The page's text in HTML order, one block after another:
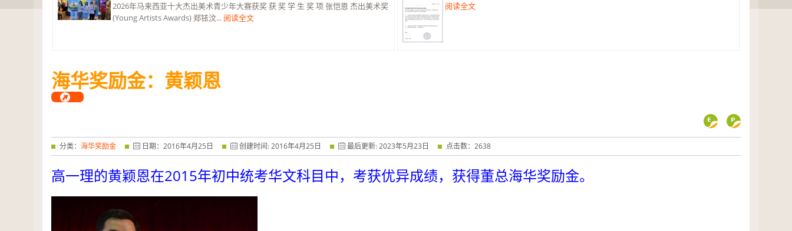
恭贺本校庄浩霖同学荣获第六届“中华翰墨情”佛港澳台侨中小学生书法比赛最高荣誉
——特优奖... 阅读全文
2026年马来西亚十大杰出美术青少年大赛获奖 获 奖 学 生 奖 项 张恺恩 杰出美术奖
(Young Artists Awards) 郑铱汶... 阅读全文
阅读全文
海华奖励金：黄颖恩
分类： 海华奖励金 日期： 2016年4月25日 创建时间:2016年4月25日 最后更新:2023年5月23日 点击数： 2638
高一理的黄颖恩在2015年初中统考华文科目中，考获优异成绩，获得董总海华奖励金。